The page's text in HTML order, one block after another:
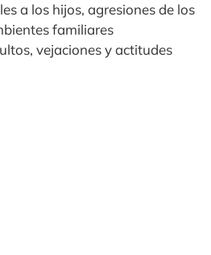
a los hijos, agresiones de los
familiares
vejaciones y actitudes